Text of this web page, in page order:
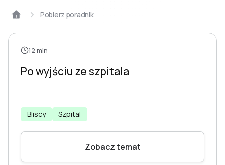
Pobierz poradnik
12 min
Po wyjściu ze szpitala
Bliscy Szpital
Zobacz temat